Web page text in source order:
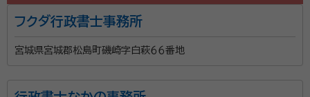
フクダ行政書士事務所
宮城県宮城郡松島町磯崎字白萩６６番地